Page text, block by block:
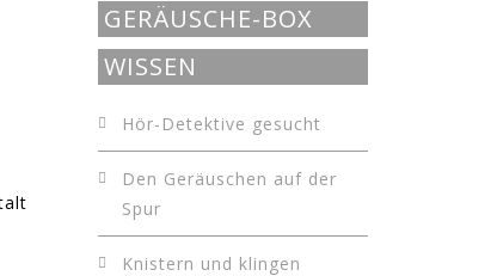
GERÄUSCHE-BOX
WISSEN
Hör-Detektive gesucht
Den Geräuschen auf der
Spur
Knistern und klingen